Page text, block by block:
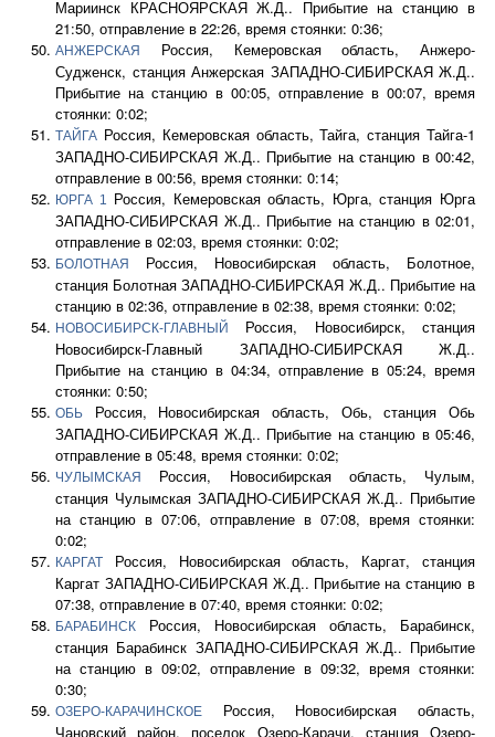
Мариинск КРАСНОЯРСКАЯ Ж.Д.. Прибытие на станцию в
21:50, отправление в 22:26, время стоянки: 0:36;
АНЖЕРСКАЯ
Россия, Кемеровская область, Анжеро-
Судженск, станция Анжерская ЗАПАДНО-СИБИРСКАЯ Ж.Д..
Прибытие на станцию в 00:05, отправление в 00:07, время
стоянки: 0:02;
ТАЙГА Россия, Кемеровская область, Тайга, станция Тайга-1
ЗАПАДНО-СИБИРСКАЯ Ж.Д.. Прибытие на станцию в 00:42,
отправление в 00:56, время стоянки: 0:14;
ЮРГА 1 Россия, Кемеровская область, Юрга, станция Юрга
ЗАПАДНО-СИБИРСКАЯ Ж.Д.. Прибытие на станцию в 02:01,
отправление в 02:03, время стоянки: 0:02;
БОЛОТНАЯ
Россия, Новосибирская область, Болотное,
станция Болотная ЗАПАДНО-СИБИРСКАЯ Ж.Д.. Прибытие на
станцию в 02:36, отправление в 02:38, время стоянки: 0:02;
НОВОСИБИРСК-ГЛАВНЫЙ
Россия, Новосибирск, станция
Новосибирск-Главный ЗАПАДНО-СИБИРСКАЯ Ж.Д..
Прибытие на станцию в 04:34, отправление в 05:24, время
стоянки: 0:50;
ОБЬ
Россия, Новосибирская область, Обь, станция Обь
ЗАПАДНО-СИБИРСКАЯ Ж.Д.. Прибытие на станцию в 05:46,
отправление в 05:48, время стоянки: 0:02;
ЧУЛЫМСКАЯ
Россия, Новосибирская область, Чулым,
станция Чулымская ЗАПАДНО-СИБИРСКАЯ Ж.Д.. Прибытие
на станцию в 07:06, отправление в 07:08, время стоянки:
0:02;
КАРГАТ
Россия, Новосибирская область, Каргат, станция
Каргат ЗАПАДНО-СИБИРСКАЯ Ж.Д.. Прибытие на станцию в
07:38, отправление в 07:40, время стоянки: 0:02;
БАРАБИНСК
Россия, Новосибирская область, Барабинск,
станция Барабинск ЗАПАДНО-СИБИРСКАЯ Ж.Д.. Прибытие
на станцию в 09:02, отправление в 09:32, время стоянки:
0:30;
ОЗЕРО-КАРАЧИНСКОЕ
Россия, Новосибирская область,
Чановский район, поселок Озеро-Карачи, станция Озеро-